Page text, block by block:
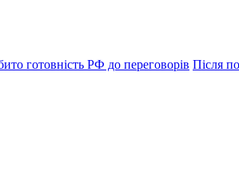
готовність РФ до переговорів Після